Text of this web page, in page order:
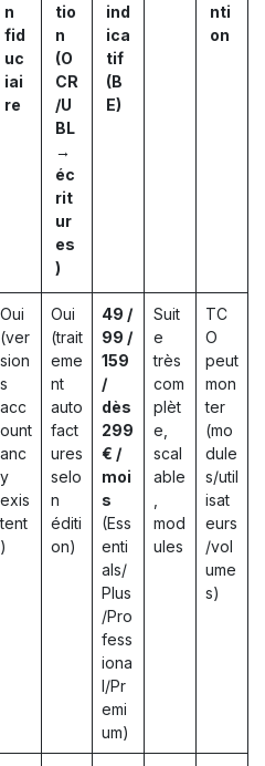
n
fid
uc
iai
re
tio
n
(O
CR
/U
BL
→
éc
rit
ur
es
)
ind
ica
tif
(B
E)
nti
on
Oui
(ver
sion
s
acc
ount
anc
y
exis
tent
)
Oui
(trait
eme
nt
auto
fact
ures
selo
n
éditi
on)
49 /
99 /
159
/
dès
299
€ /
moi
s
(Ess
enti
als/
Plus
/Pro
fess
iona
l/Pr
emi
um)
Suit
e
très
com
plèt
e,
scal
able
,
mod
ules
TC
O
peut
mon
ter
(mo
dule
s/util
isat
eurs
/vol
ume
s)